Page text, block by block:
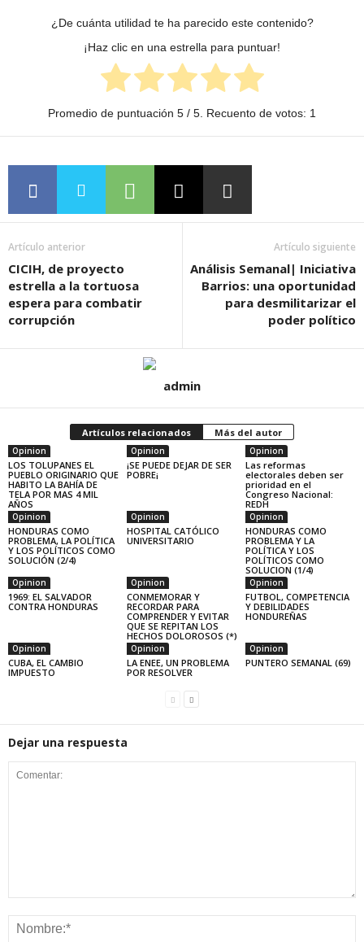
¿De cuánta utilidad te ha parecido este contenido?
¡Haz clic en una estrella para puntuar!
Promedio de puntuación 5 / 5. Recuento de votos: 1
Artículo anterior
CICIH, de proyecto
estrella a la tortuosa
espera para combatir
corrupción
Artículo siguiente
Análisis Semanal| Iniciativa
Barrios: una oportunidad
para desmilitarizar el
poder político
admin
Artículos relacionados Más del autor
Opinion
LOS TOLUPANES EL
PUEBLO ORIGINARIO QUE
HABITO LA BAHÍA DE
TELA POR MAS 4 MIL
AÑOS
Opinion
¡SE PUEDE DEJAR DE SER
POBRE¡
Opinion
Las reformas
electorales deben ser
prioridad en el
Congreso Nacional:
REDH
Opinion
HONDURAS COMO
PROBLEMA, LA POLÍTICA
Y LOS POLÍTICOS COMO
SOLUCIÓN (2/4)
Opinion
HOSPITAL CATÓLICO
UNIVERSITARIO
Opinion
HONDURAS COMO
PROBLEMA Y LA
POLÍTICA Y LOS
POLÍTICOS COMO
SOLUCION (1/4)
Opinion
1969: EL SALVADOR
CONTRA HONDURAS
Opinion
CONMEMORAR Y
RECORDAR PARA
COMPRENDER Y EVITAR
QUE SE REPITAN LOS
HECHOS DOLOROSOS (*)
Opinion
FUTBOL, COMPETENCIA
Y DEBILIDADES
HONDUREÑAS
Opinion
CUBA, EL CAMBIO
IMPUESTO
Opinion
LA ENEE, UN PROBLEMA
POR RESOLVER
Opinion
PUNTERO SEMANAL (69)
Dejar una respuesta